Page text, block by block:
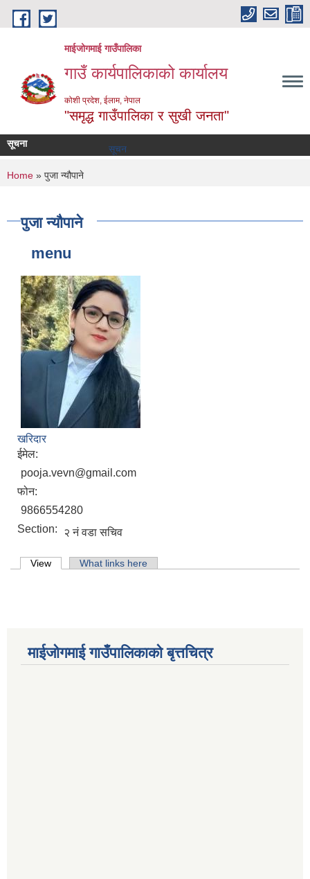
Skip to main content
माईजोगमाई गाउँपालिका
गाउँ कार्यपालिकाको कार्यालय
कोशी प्रदेश, ईलाम, नेपाल
"समृद्ध गाउँपालिका र सुखी जनता"
सूचना सूचना तथा समाचार
You are here
Home » पुजा न्यौपाने
पुजा न्यौपाने
menu
खरिदार
ईमेल:
pooja.vevn@gmail.com
फोन:
9866554280
Section:
२ नं वडा सचिव
Primary tabs
View (active tab)What links here
माईजोगमाई गाउँपालिकाको बृत्तचित्र